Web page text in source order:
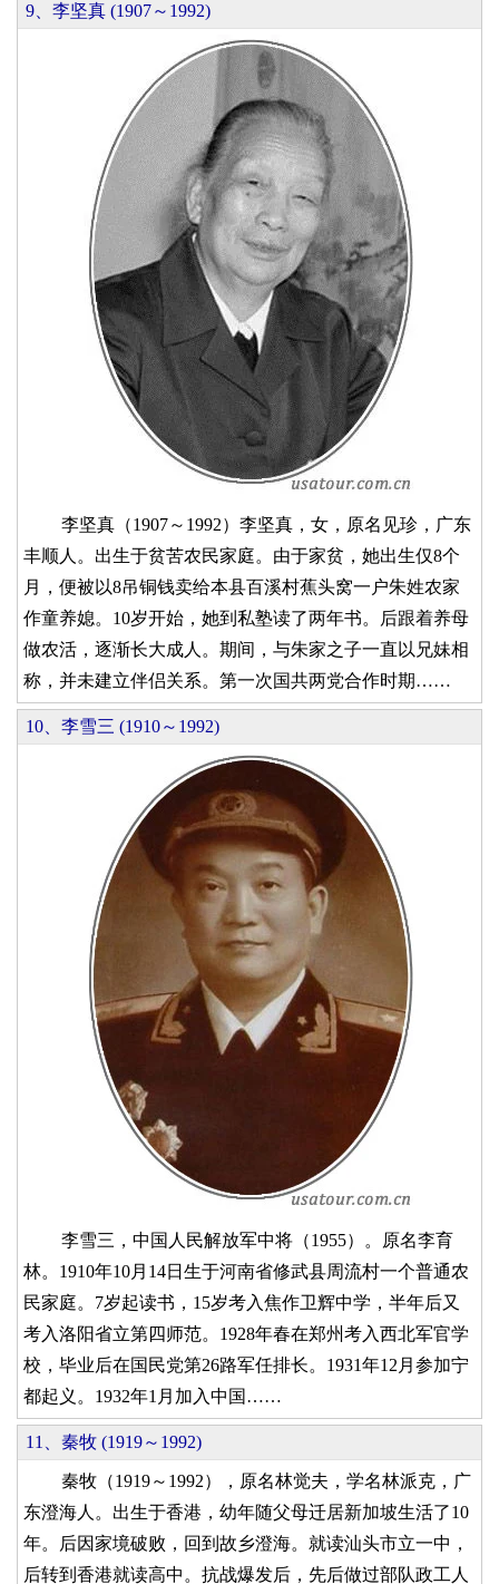
9、李坚真 (1907～1992)
李坚真（1907～1992）李坚真，女，原名见珍，广东
丰顺人。出生于贫苦农民家庭。由于家贫，她出生仅8个
月，便被以8吊铜钱卖给本县百溪村蕉头窝一户朱姓农家
作童养媳。10岁开始，她到私塾读了两年书。后跟着养母
做农活，逐渐长大成人。期间，与朱家之子一直以兄妹相
称，并未建立伴侣关系。第一次国共两党合作时期……
10、李雪三 (1910～1992)
李雪三，中国人民解放军中将（1955）。原名李育
林。1910年10月14日生于河南省修武县周流村一个普通农
民家庭。7岁起读书，15岁考入焦作卫辉中学，半年后又
考入洛阳省立第四师范。1928年春在郑州考入西北军官学
校，毕业后在国民党第26路军任排长。1931年12月参加宁
都起义。1932年1月加入中国……
11、秦牧 (1919～1992)
秦牧（1919～1992），原名林觉夫，学名林派克，广
东澄海人。出生于香港，幼年随父母迁居新加坡生活了10
年。后因家境破败，回到故乡澄海。就读汕头市立一中，
后转到香港就读高中。抗战爆发后，先后做过部队政工人